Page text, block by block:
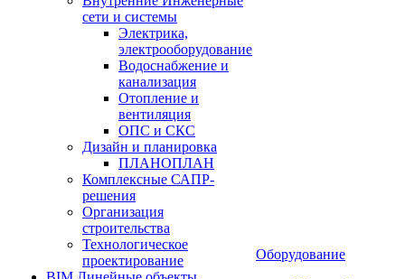
сети и системы
Электрика,
электрооборудование
Водоснабжение и
канализация
Отопление и
вентиляция
ОПС и СКС
Дизайн и планировка
ПЛАНОПЛАН
Комплексные САПР-
решения
Организация
строительства
Технологическое
проектирование
Оборудование